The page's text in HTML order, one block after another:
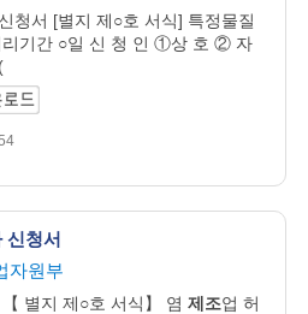
청서 [별지 제○호 서식] 특정물질
리기간 ○일 신 청 인 ①상 호 ② 자
신청서
자원부
별지 제○호 서식】 염 제조업 허